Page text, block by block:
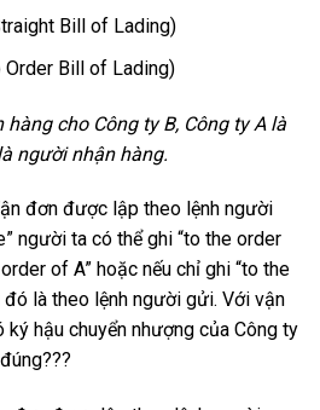
Bill of Lading)
Order Bill of Lading)
cho Công ty B, Công ty A là
người nhận hàng.
đơn được lập theo lệnh người
người ta có thể ghi “to the order
of A” hoặc nếu chỉ ghi “to the
là theo lệnh người gửi. Với vận
ký hậu chuyển nhượng của Công ty